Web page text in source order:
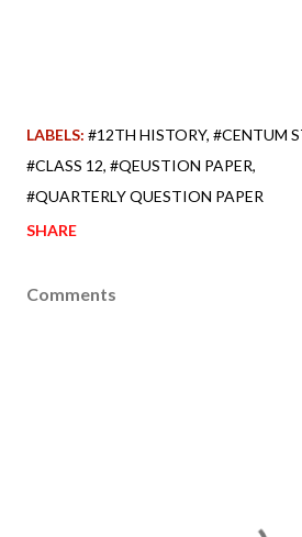
LABELS: #12TH HISTORY #CENTUM
#CLASS 12 #QEUSTION PAPER
#QUARTERLY QUESTION PAPER
SHARE
Comments